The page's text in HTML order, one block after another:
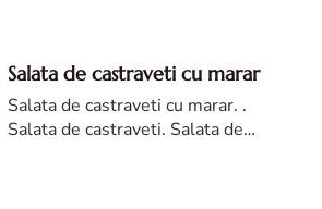
Salata de castraveti cu marar
Salata de castraveti cu marar. .
Salata de castraveti. Salata de